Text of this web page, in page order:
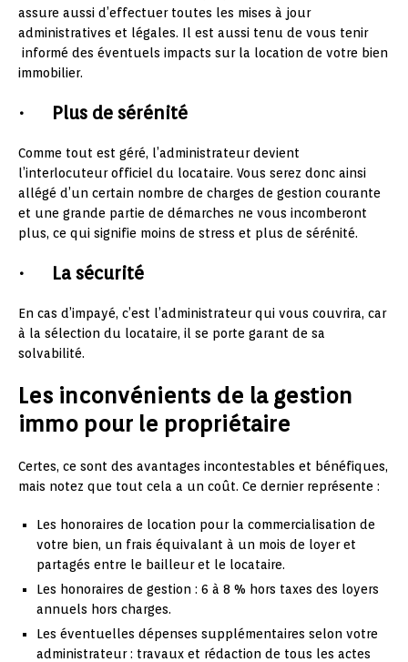
assure aussi d’effectuer toutes les mises à jour
administratives et légales. Il est aussi tenu de vous tenir
informé des éventuels impacts sur la location de votre bien
immobilier.
· Plus de sérénité
Comme tout est géré, l’administrateur devient
l’interlocuteur officiel du locataire. Vous serez donc ainsi
allégé d’un certain nombre de charges de gestion courante
et une grande partie de démarches ne vous incomberont
plus, ce qui signifie moins de stress et plus de sérénité.
· La sécurité
En cas d’impayé, c’est l’administrateur qui vous couvrira, car
à la sélection du locataire, il se porte garant de sa
solvabilité.
Les inconvénients de la gestion
immo pour le propriétaire
Certes, ce sont des avantages incontestables et bénéfiques,
mais notez que tout cela a un coût. Ce dernier représente :
Les honoraires de location pour la commercialisation de
votre bien, un frais équivalant à un mois de loyer et
partagés entre le bailleur et le locataire.
Les honoraires de gestion : 6 à 8 % hors taxes des loyers
annuels hors charges.
Les éventuelles dépenses supplémentaires selon votre
administrateur : travaux et rédaction de tous les actes